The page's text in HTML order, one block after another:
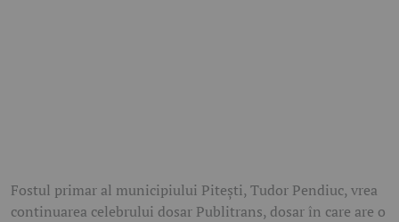
Fostul primar al municipiului Pitești, Tudor Pendiuc, vrea
continuarea celebrului dosar Publitrans, dosar în care are o